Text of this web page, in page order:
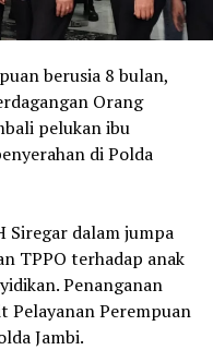
muncul api besar.
menyebar ke
berusia 8 bulan,
Orang
pelukan ibu
di Polda
Siregar dalam jumpa
TPPO terhadap anak
Penanganan
Pelayanan Perempuan
Jambi.